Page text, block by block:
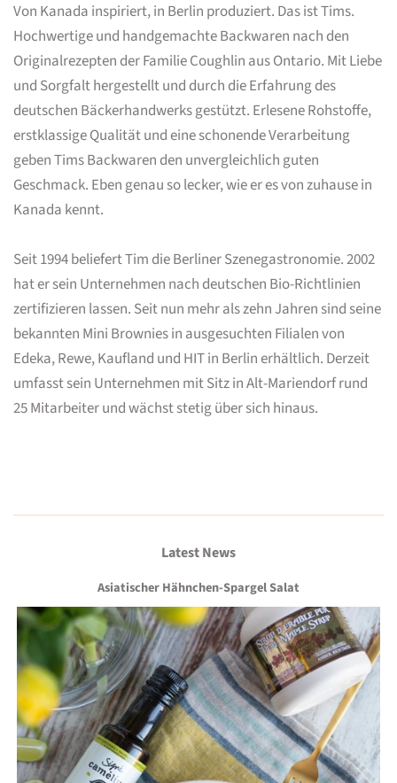
Von Kanada inspiriert, in Berlin produziert. Das ist Tims.
Hochwertige und handgemachte Backwaren nach den
Originalrezepten der Familie Coughlin aus Ontario. Mit Liebe
und Sorgfalt hergestellt und durch die Erfahrung des
deutschen Bäckerhandwerks gestützt. Erlesene Rohstoffe,
erstklassige Qualität und eine schonende Verarbeitung
geben Tims Backwaren den unvergleichlich guten
Geschmack. Eben genau so lecker, wie er es von zuhause in
Kanada kennt.
Seit 1994 beliefert Tim die Berliner Szenegastronomie. 2002
hat er sein Unternehmen nach deutschen Bio-Richtlinien
zertifizieren lassen. Seit nun mehr als zehn Jahren sind seine
bekannten Mini Brownies in ausgesuchten Filialen von
Edeka, Rewe, Kaufland und HIT in Berlin erhältlich. Derzeit
umfasst sein Unternehmen mit Sitz in Alt-Mariendorf rund
25 Mitarbeiter und wächst stetig über sich hinaus.
Latest News
Asiatischer Hähnchen-Spargel Salat